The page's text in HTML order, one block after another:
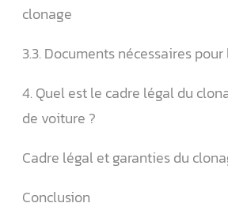
clonage
3.3. Documents nécessaires
4. Quel est le cadre légal du
de voiture ?
Cadre légal et garanties du
Conclusion